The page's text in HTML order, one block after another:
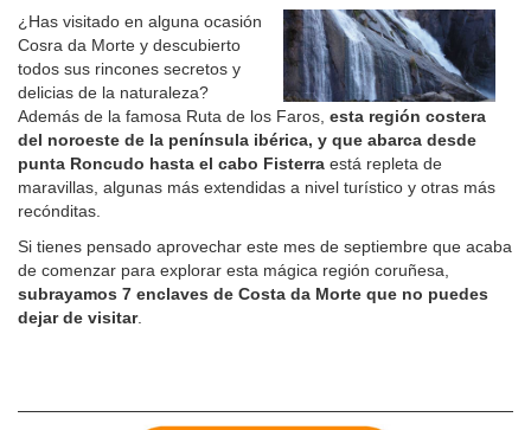
¿Has visitado en alguna ocasión
Cosra da Morte y descubierto
todos sus rincones secretos y
delicias de la naturaleza?
Además de la famosa Ruta de los Faros, esta región costera
del noroeste de la península ibérica, y que abarca desde
punta Roncudo hasta el cabo Fisterra está repleta de
maravillas, algunas más extendidas a nivel turístico y otras más
recónditas.
Si tienes pensado aprovechar este mes de septiembre que acaba
de comenzar para explorar esta mágica región coruñesa,
subrayamos 7 enclaves de Costa da Morte que no puedes
dejar de visitar.